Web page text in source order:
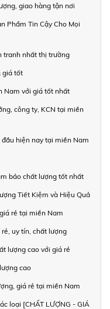
giao hàng tận nơi
Phẩm Tin Cậy Cho Mọi
tranh nhất thị trường
giá tốt
Nam với giá tốt nhất
công ty, KCN tại miền
hiện nay tại miền Nam
bảo chất lượng tốt nhất
Tiết Kiệm và Hiệu Quả
rẻ tại miền Nam
uy tín, chất lượng
lượng cao với giá rẻ
cao
giá rẻ tại miền Nam
loại [CHẤT LƯỢNG - GIÁ